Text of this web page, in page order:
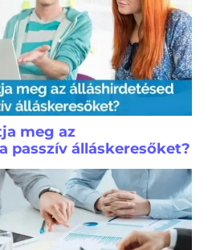
meg az
passzív álláskeresőket?